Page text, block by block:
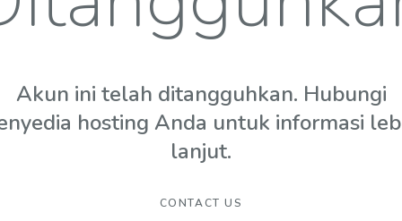
Akun ini telah ditangguhkan. Hubungi
hosting Anda untuk informasi
lanjut.
CONTACT US